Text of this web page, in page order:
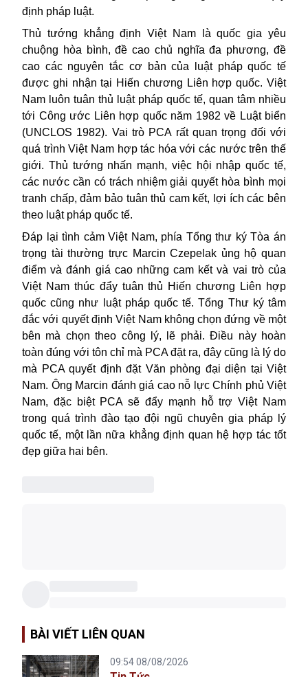
định pháp luật.
Thủ tướng khẳng định Việt Nam là quốc gia yêu
chuộng hòa bình, đề cao chủ nghĩa đa phương, đề
cao các nguyên tắc cơ bản của luật pháp quốc tế
được ghi nhận tại Hiến chương Liên hợp quốc. Việt
Nam luôn tuân thủ luật pháp quốc tế, quan tâm nhiều
tới Công ước Liên hợp quốc năm 1982 về Luật biển
(UNCLOS 1982). Vai trò PCA rất quan trọng đối với
quá trình Việt Nam hợp tác hóa với các nước trên thế
giới. Thủ tướng nhấn mạnh, việc hội nhập quốc tế,
các nước cần có trách nhiệm giải quyết hòa bình mọi
tranh chấp, đảm bảo tuân thủ cam kết, lợi ích các bên
theo luật pháp quốc tế.
Đáp lại tình cảm Việt Nam, phía Tổng thư ký Tòa án
trọng tài thường trực Marcin Czepelak ủng hộ quan
điểm và đánh giá cao những cam kết và vai trò của
Việt Nam thúc đẩy tuân thủ Hiến chương Liên hợp
quốc cũng như luật pháp quốc tế. Tổng Thư ký tâm
đắc với quyết định Việt Nam không chọn đứng về một
bên mà chọn theo công lý, lẽ phải. Điều này hoàn
toàn đúng với tôn chỉ mà PCA đặt ra, đây cũng là lý do
mà PCA quyết định đặt Văn phòng đại diện tại Việt
Nam. Ông Marcin đánh giá cao nỗ lực Chính phủ Việt
Nam, đặc biệt PCA sẽ đẩy mạnh hỗ trợ Việt Nam
trong quá trình đào tạo đội ngũ chuyên gia pháp lý
quốc tế, một lần nữa khẳng định quan hệ hợp táctốt
đẹp giữa hai bên.
BÀI VIẾT LIÊN QUAN
09:54 08/08/2026